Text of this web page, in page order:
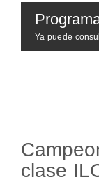
Ya puede
clase